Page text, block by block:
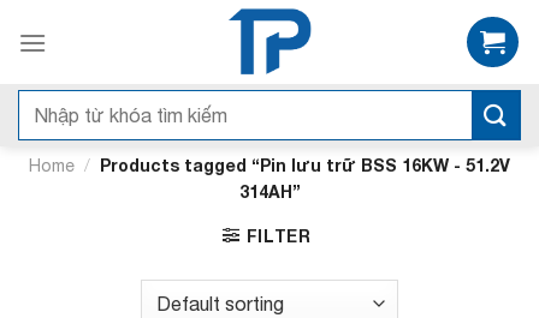
qua
dungSearch
Home / Products tagged “Pin lưu trữ BSS 16KW - 51.2V
314AH”
FILTER